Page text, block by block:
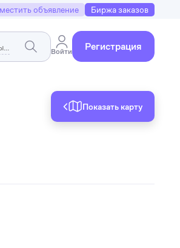
объявление Биржа заказов
Войти Регистрация
недвижимость
Показать карту